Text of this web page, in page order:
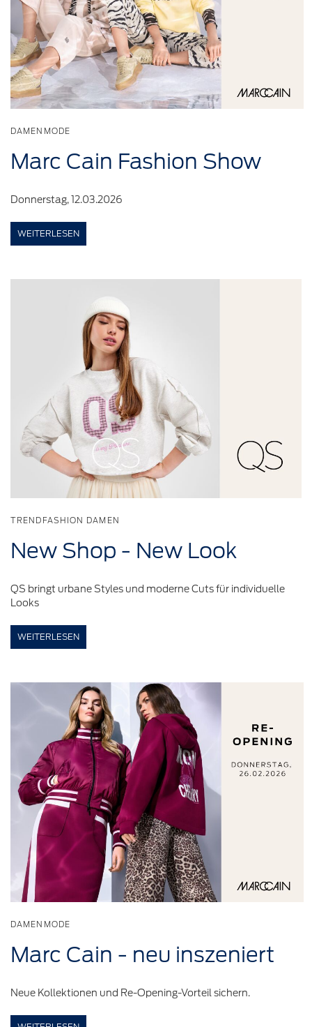
DAMENMODE
Marc Cain Fashion Show
Donnerstag, 12.03.2026
WEITERLESEN
TRENDFASHION DAMEN
New Shop - New Look
QS bringt urbane Styles und moderne Cuts für individuelle
Looks
WEITERLESEN
DAMENMODE
Marc Cain - neu inszeniert
Neue Kollektionen und Re-Opening-Vorteil sichern.